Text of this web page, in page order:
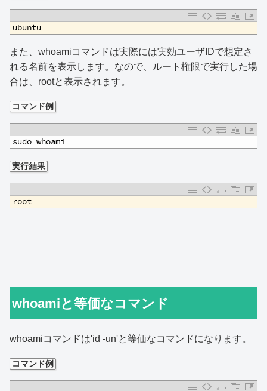
ubuntu
また、whoamiコマンドは実際には実効ユーザIDで想定さ
れる名前を表示します。なので、ルート権限で実行した場
合は、rootと表示されます。
コマンド例
sudo whoami
実行結果
root
whoamiと等価なコマンド
whoamiコマンドは'id -un'と等価なコマンドになります。
コマンド例